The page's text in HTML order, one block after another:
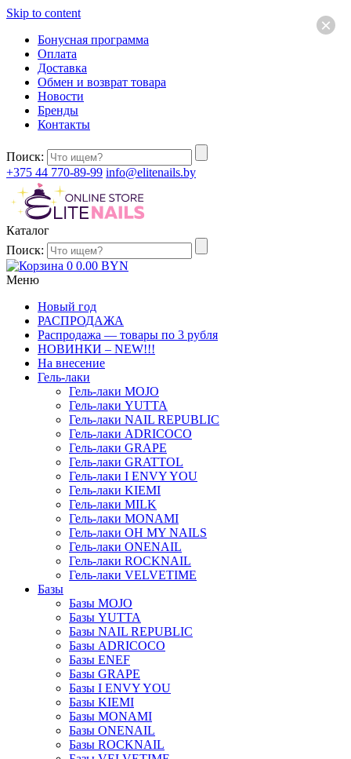
Skip to content
Бонусная программа
Оплата
Доставка
Обмен и возврат товара
Новости
Бренды
Контакты
Поиск:
+375 44 770-89-99 info@elitenails.by
Каталог
Поиск:
0 0.00 BYN
Меню
Новый год
РАСПРОДАЖА
Распродажа — товары по 3 рубля
НОВИНКИ – NEW!!!
На внесение
Гель-лаки
Гель-лаки MOJO
Гель-лаки YUTTA
Гель-лаки NAIL REPUBLIC
Гель-лаки ADRICOCO
Гель-лаки GRAPE
Гель-лаки GRATTOL
Гель-лаки I ENVY YOU
Гель-лаки KIEMI
Гель-лаки MILK
Гель-лаки MONAMI
Гель-лаки OH MY NAILS
Гель-лаки ONENAIL
Гель-лаки ROCKNAIL
Гель-лаки VELVETIME
Базы
Базы MOJO
Базы YUTTA
Базы NAIL REPUBLIC
Базы ADRICOCO
Базы ENEF
Базы GRAPE
Базы I ENVY YOU
Базы KIEMI
Базы MONAMI
Базы ONENAIL
Базы ROCKNAIL
×